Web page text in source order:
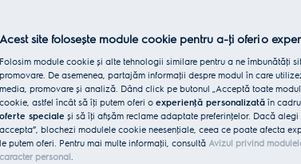
Acest site folosește module cookie pentru a-ţi oferi o
Folosim module cookie și alte tehnologii similare pentru a ne îmbunătăţi
promovare. De asemenea, partajăm informaţii despre modul în care
media, promovare și analiză. Dând click pe butonul „Acceptă toate
cookie, astfel încât să îţi putem oferi o experienţă personalizată în
oferte speciale și să îţi afișăm reclame adaptate preferinţelor. Dacă
accepta”, blochezi modulele cookie neesenţiale, ceea ce poate afecta
le putem oferi. Pentru mai multe informaţii, consultă Avizul privind
caracter personal.